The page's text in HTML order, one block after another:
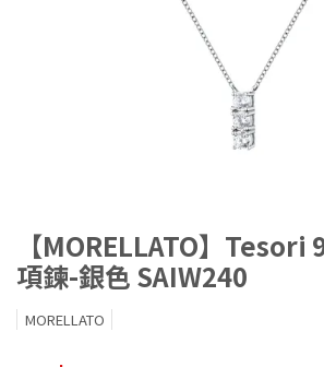
【MORELLATO】Tesori
項鍊-銀色 SAIW240
MORELLATO